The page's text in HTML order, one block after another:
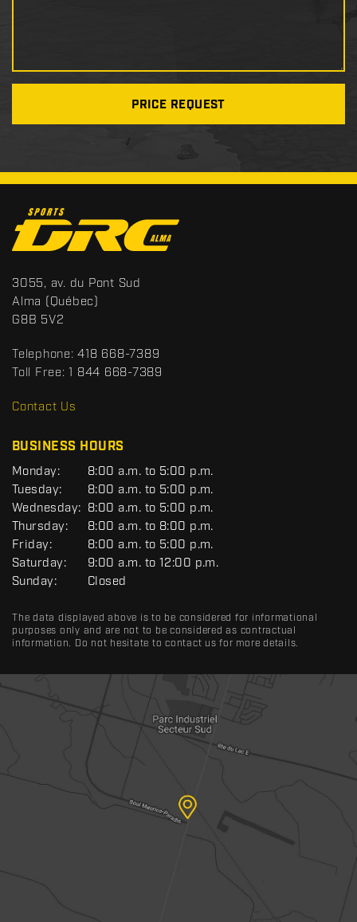
PRICE REQUEST
o
n
t
a
c
t
S
p
o
t
s
R
3055, av. du Pont Sud
Alma (Québec)
G8B 5V2
Telephone: 418 668-7389
Toll Free: 1 844 668-7389
Contact Us
BUSINESS HOURS
G
E
N
E
R
A
L
Monday:
8:00 a.m. to 5:00 p.m.
Tuesday:
8:00 a.m. to 5:00 p.m.
Wednesday: 8:00 a.m. to 5:00 p.m.
Thursday:
8:00 a.m. to 8:00 p.m.
Friday:
8:00 a.m. to 5:00 p.m.
Saturday:
9:00 a.m. to 12:00 p.m.
Sunday:
Closed
The data displayed above is to be considered for informational
purposes only and are not to be considered as contractual
information. Do not hesitate to contact us for more details.